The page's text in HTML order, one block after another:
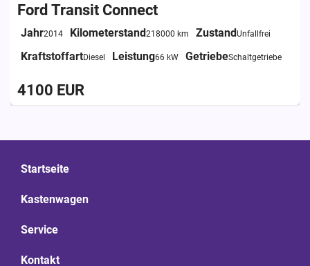
Ford Transit Connect
Jahr2014 Kilometerstand218000 km ZustandUnfallfrei
KraftstoffartDiesel Leistung66 kW GetriebeSchaltgetriebe
4100 EUR
Startseite
Kastenwagen
Service
Kontakt